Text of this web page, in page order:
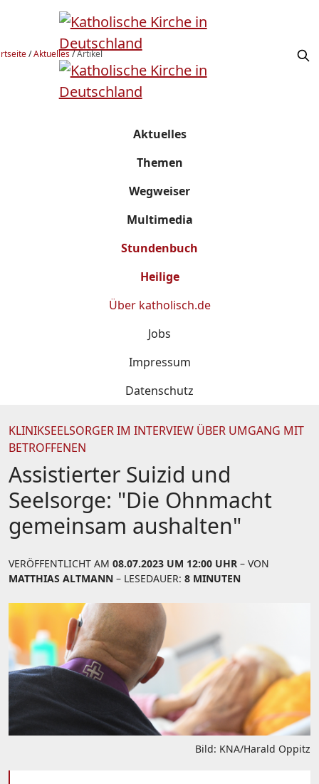
/Aktuelles/Artikel
Aktuelles
Themen
Wegweiser
Multimedia
Stundenbuch
Heilige
Über katholisch.de
Jobs
Impressum
Datenschutz
KLINIKSEELSORGER IM INTERVIEW ÜBER UMGANG MIT
BETROFFENEN
Assistierter Suizid und
Seelsorge: "Die Ohnmacht
gemeinsam aushalten"
VERÖFFENTLICHT AM 08.07.2023 UM 12:00 UHR – VON
MATTHIAS ALTMANN – LESEDAUER: 8 MINUTEN
Bild: KNA/Harald Oppitz